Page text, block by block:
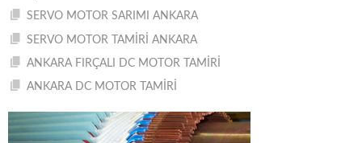
SERVO MOTOR SARIMI ANKARA
SERVO MOTOR TAMİRİ ANKARA
ANKARA FIRÇALI DC MOTOR TAMİRİ
ANKARA DC MOTOR TAMİRİ